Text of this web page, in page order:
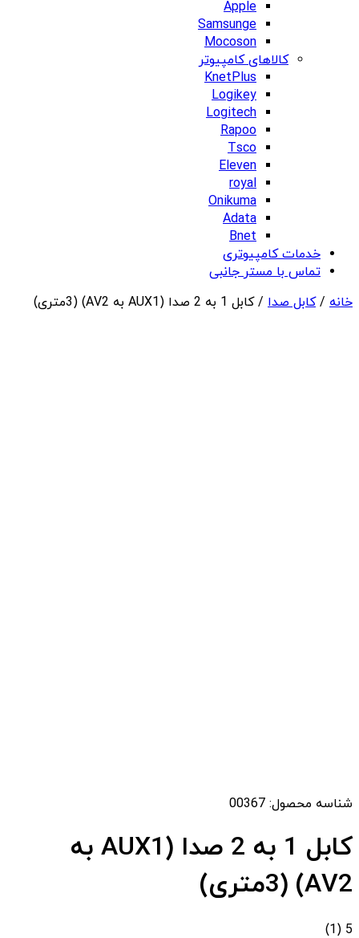
Apple
Samsunge
Mocoson
کالاهای کامپیوتر
KnetPlus
Logikey
Logitech
Rapoo
Tsco
Eleven
royal
Onikuma
Adata
Bnet
خدمات کامپیوتری
تماس با مستر جانبی
خانه /کابل صدا / کابل 1 به 2 صدا (AUX1 به AV2) (3متری)
شناسه محصول: 00367
کابل 1 به 2 صدا (AUX1 به
AV2) (3متری)
5
(1)